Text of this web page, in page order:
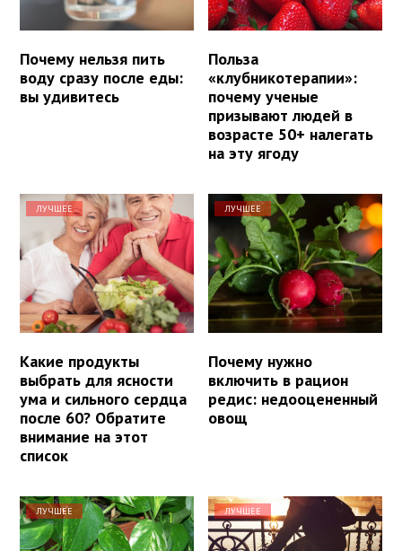
Почему нельзя пить
воду сразу после еды:
вы удивитесь
Польза
«клубникотерапии»:
почему ученые
призывают людей в
возрасте 50+ налегать
на эту ягоду
ЛУЧШЕЕ
Какие продукты
выбрать для ясности
ума и сильного сердца
после 60? Обратите
внимание на этот
список
ЛУЧШЕЕ
Почему нужно
включить в рацион
редис: недооцененный
овощ
ЛУЧШЕЕ ЛУЧШЕЕ